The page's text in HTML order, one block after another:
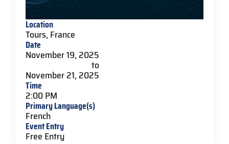
Location
Tours, France
Date
November 19, 2025
to
November 21, 2025
Time
2:00 PM
Primary Language(s)
French
Event Entry
Free Entry